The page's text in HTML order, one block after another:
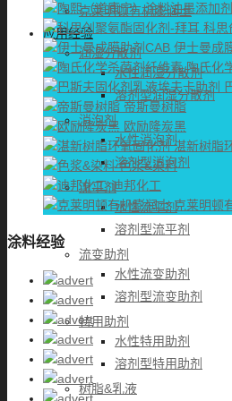
克莱明顿有机膨润土
应用经验
润湿分散剂
水性润湿分散剂
溶剂型润湿分散剂
消泡剂
水性消泡剂
溶剂型消泡剂
流平剂
水性流平剂
溶剂型流平剂
流变助剂
水性流变助剂
溶剂型流变助剂
特用助剂
水性特用助剂
溶剂型特用助剂
树脂&乳液
科思
伊士曼成
陶氏化
帝斯曼树脂
欧励隆炭黑
湛新树脂
色浆&染料
迪邦化工
克莱明顿
涂料经验